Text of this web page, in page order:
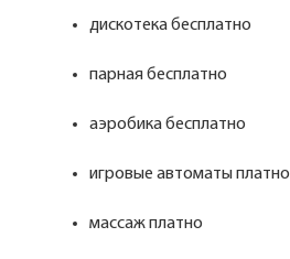
дискотека бесплатно
парная бесплатно
аэробика бесплатно
игровые автоматы платно
массаж платно